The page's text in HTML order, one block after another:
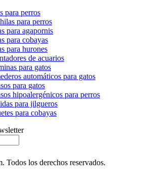
para perros
para perros
para agapornis
para cobayas
para hurones
de acuarios
para gatos
automáticos para gatos
para gatos
hipoalergénicos para perros
para jilgueros
para cobayas
Todos los derechos reservados.